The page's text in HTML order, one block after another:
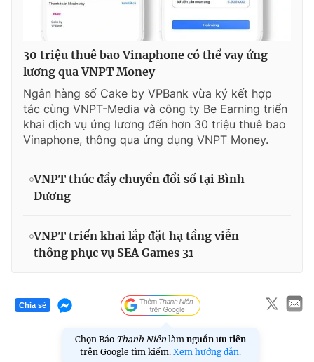
30 triệu thuê bao Vinaphone có thể vay ứng
lương qua VNPT Money
Ngân hàng số Cake by VPBank vừa ký kết hợp
tác cùng VNPT-Media và công ty Be Earning triển
khai dịch vụ ứng lương đến hơn 30 triệu thuê bao
Vinaphone, thông qua ứng dụng VNPT Money.
VNPT thúc đẩy chuyển đổi số tại Bình
Dương
VNPT triển khai lắp đặt hạ tầng viễn
thông phục vụ SEA Games 31
Chia sẻ
Chọn Báo Thanh Niên làm nguồn ưu tiên
trên Google tìm kiếm. Xem hướng dẫn.